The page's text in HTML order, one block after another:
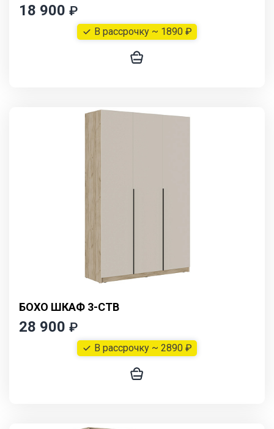
18 900 ₽
В рассрочку ~ 1890 ₽
БОХО ШКАФ 3-СТВ
28 900 ₽
В рассрочку ~ 2890 ₽